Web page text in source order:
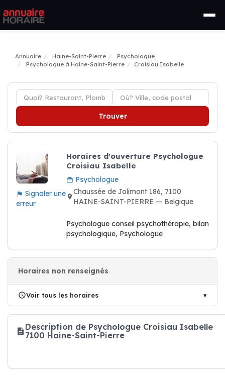
Annuaire Haine-Saint-Pierre
Psychologue
Psychologue à Haine-Saint-Pierre
Croisiau Isabelle
Trouver
Signaler une
erreur
Horaires d'ouverture Psychologue
Croisiau Isabelle
Psychologue
Chaussée de Jolimont 186, 7100
HAINE-SAINT-PIERRE — Belgique
Psychologue conseil psychothérapie, bilan
psychologique, Psychologue
Horaires non renseignés
Voir tous les horaires
Description de Psychologue Croisiau Isabelle
7100 Haine-Saint-Pierre